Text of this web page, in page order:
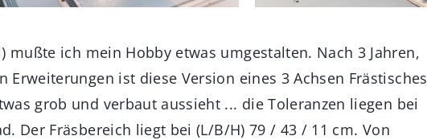
mußte ich mein Hobby etwas umgestalten. Nach 3 Jahren,
Erweiterungen ist diese Version eines 3 Achsen Frästisches
grob und verbaut aussieht ... die Toleranzen liegen bei
Der Fräsbereich liegt bei (L/B/H) 79 / 43 / 11 cm. Von